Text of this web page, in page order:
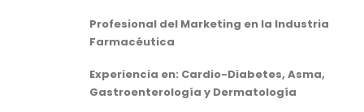
Profesional del Marketing en la Industria
Farmacéutica
Experiencia en: Cardio-Diabetes, Asma,
Gastroenterología y Dermatología